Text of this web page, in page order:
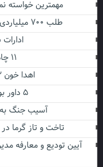
مهمترین خواسته
طلب ۷۰۰ میلیاردی دانشگاه علوم پزشکی بوشهر از بیمه ها
اهدا خون ۱۲هزار بوشهری ابتدای سالجاری
آسیب جنگ به ۸۴۰۰ واحد مسکونی-تجاری بوشهر
تاخت و تاز گرما در
آیین تودیع و معارفه